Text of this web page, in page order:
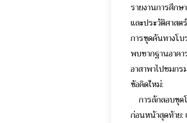
รายงานการศึก
และประวัติศา
การขุดค้นทางโ
พบซากฐานอาค
อาสาพาไปชม
ข้อคิดใหม่:
การลักลอบ
ก่อนหน้าสุดท้า